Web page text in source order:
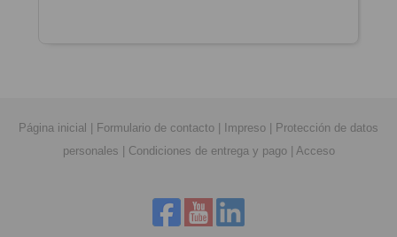
Página inicial Formulario de contacto Impreso
Protección de datos
personales
Condiciones de entrega y pago| Acceso